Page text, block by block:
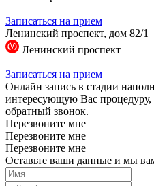
Записаться на прием
Ленинский проспект, дом 82/1
Ленинский проспект
Записаться на прием
Онлайн запись в стадии
интересующую Вас процедуру,
обратный звонок.
Перезвоните мне
Перезвоните мне
Перезвоните мне
Оставьте ваши данные и мы